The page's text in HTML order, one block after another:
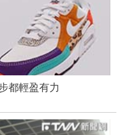
都輕盈有力